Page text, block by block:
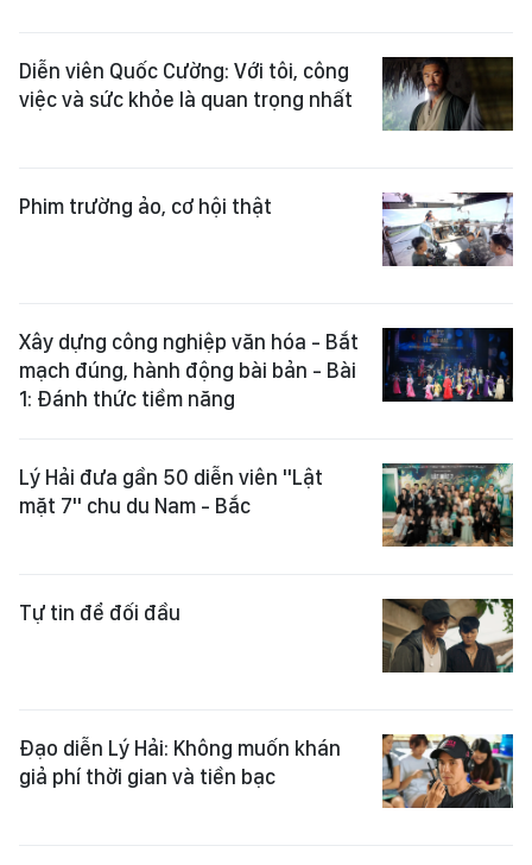
Diễn viên Quốc Cường: Với tôi, công
việc và sức khỏe là quan trọng nhất
Phim trường ảo, cơ hội thật
Xây dựng công nghiệp văn hóa - Bắt
mạch đúng, hành động bài bản - Bài
1: Đánh thức tiềm năng
Lý Hải đưa gần 50 diễn viên "Lật
mặt 7" chu du Nam - Bắc
Tự tin để đối đầu
Đạo diễn Lý Hải: Không muốn khán
giả phí thời gian và tiền bạc